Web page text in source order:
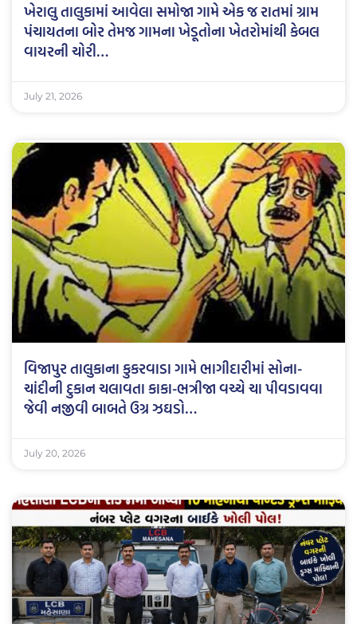
ખેરાલુ તાલુકામાં આવેલા સમોજા ગામે એક જ રાતમાં ગ્રામ
પંચાયતના બોર તેમજ ગામના ખેડૂતોના ખેતરોમાંથી કેબલ
વાયરની ચોરી…
July 21, 2026
વિજાપુર તાલુકાના કુકરવાડા ગામે ભાગીદારીમાં સોના-
ચાંદીની દુકાન ચલાવતા કાકા-ભત્રીજા વચ્ચે ચા પીવડાવવા
જેવી નજીવી બાબતે ઉગ્ર ઝઘડો…
July 20, 2026